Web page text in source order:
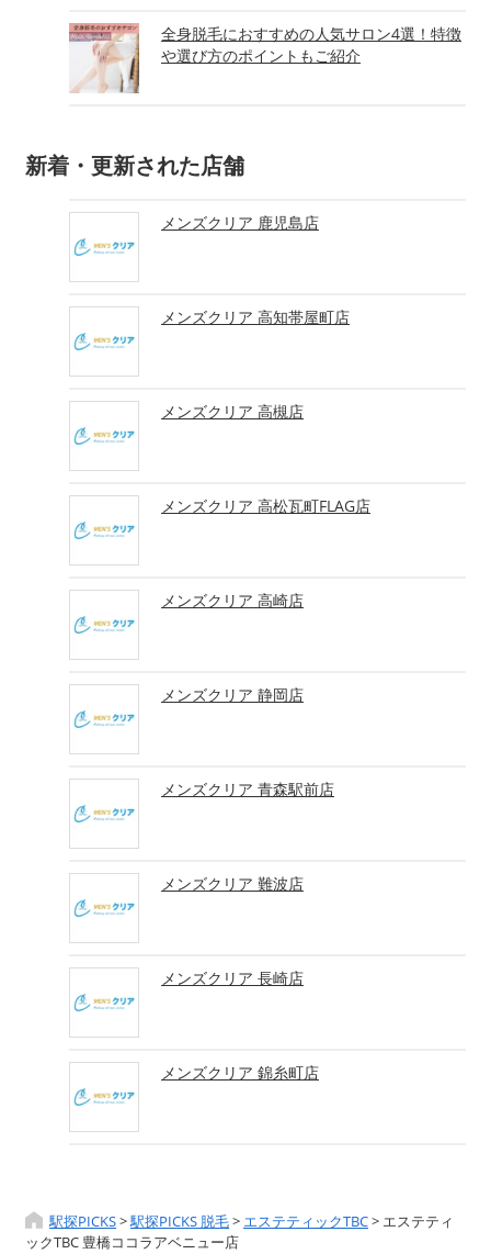
全身脱毛におすすめの人気サロン4選！特徴
や選び方のポイントもご紹介
新着・更新された店舗
メンズクリア 鹿児島店
メンズクリア 高知帯屋町店
メンズクリア 高槻店
メンズクリア 高松瓦町FLAG店
メンズクリア 高崎店
メンズクリア 静岡店
メンズクリア 青森駅前店
メンズクリア 難波店
メンズクリア 長崎店
メンズクリア 錦糸町店
駅探PICKS>駅探PICKS 脱毛> エステティックTBC> エステティ
ックTBC 豊橋ココラアベニュー店